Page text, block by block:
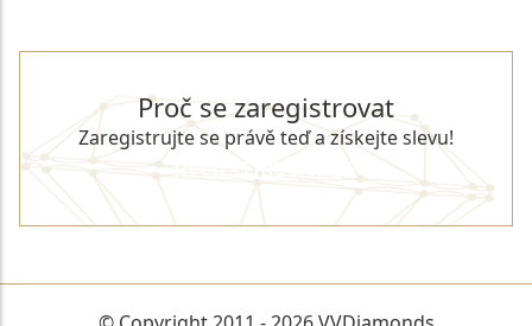
Proč se zaregistrovat
Zaregistrujte se právě teď a získejte slevu!
REGISTROVAT SE